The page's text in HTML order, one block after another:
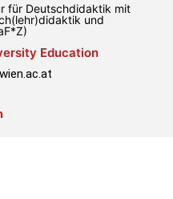
für Deutschdidaktik mit
und
Education